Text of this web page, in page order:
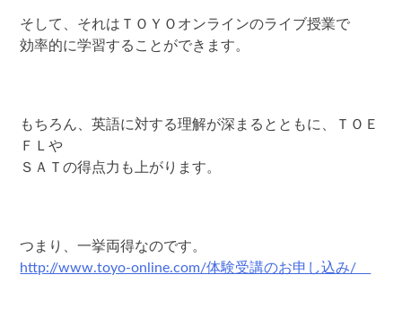
そして、それはＴＯＹＯオンラインのライブ授業で
効率的に学習することができます。
もちろん、英語に対する理解が深まるとともに、ＴＯＥ
ＦＬや
ＳＡＴの得点力も上がります。
つまり、一挙両得なのです。
http://www.toyo-online.com/体験受講のお申し込み/